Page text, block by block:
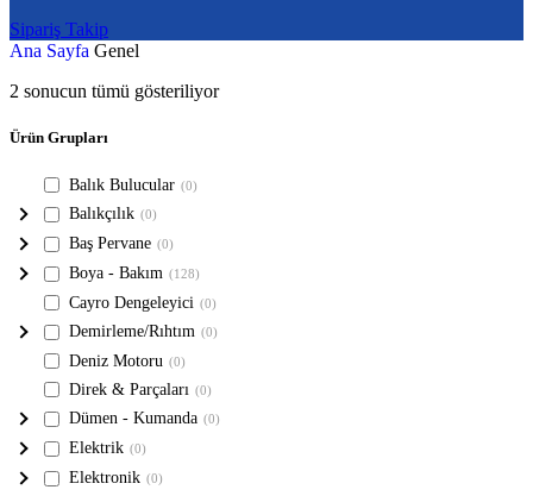
Sipariş Takip
Ana Sayfa Genel
2 sonucun tümü gösteriliyor
Ürün Grupları
Balık Bulucular (0)
Balıkçılık (0)
Baş Pervane (0)
Boya - Bakım (128)
Cayro Dengeleyici (0)
Demirleme/Rıhtım (0)
Deniz Motoru (0)
Direk & Parçaları (0)
Dümen - Kumanda (0)
Elektrik (0)
Elektronik (0)